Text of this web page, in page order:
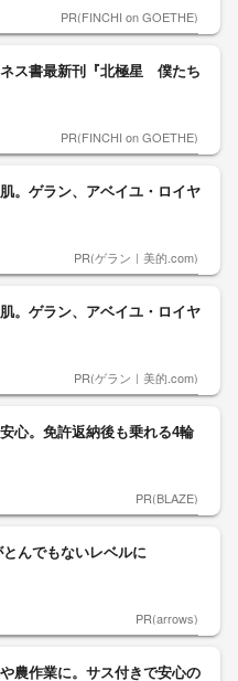
PR(FINCHI on GOETHE)
ネス書最新刊『北極星 僕たち
PR(FINCHI on GOETHE)
。ゲラン、アベイユ・ロイヤ
PR(ゲラン｜美的.com)
。ゲラン、アベイユ・ロイヤ
PR(ゲラン｜美的.com)
心。免許返納後も乗れる4輪
PR(BLAZE)
んでもないレベルに
PR(arrows)
農作業に。サス付きで安心の